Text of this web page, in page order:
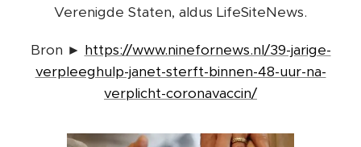
Verenigde Staten, aldus LifeSiteNews.
Bron ► https://www.ninefornews.nl/39-jarige-
verpleeghulp-janet-sterft-binnen-48-uur-na-
verplicht-coronavaccin/